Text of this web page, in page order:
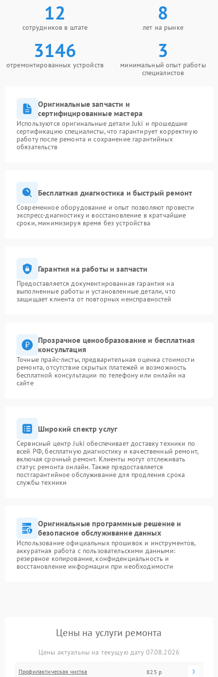
12
сотрудников в штате
8
лет на рынке
3146
отремонтированных устройств
3
минимальный опыт работы
специалистов
Оригинальные запчасти и
сертифицированные мастера
Используются оригинальные детали Juki и прошедшие
сертификацию специалисты, что гарантирует корректную
работу после ремонта и сохранение гарантийных
обязательств
Бесплатная диагностика и быстрый ремонт
Современное оборудование и опыт позволяют провести
экспресс-диагностику и восстановление в кратчайшие
сроки, минимизируя время без устройства
Гарантия на работы и запчасти
Предоставляется документированная гарантия на
выполненные работы и установленные детали, что
защищает клиента от повторных неисправностей
Прозрачное ценообразование и бесплатная
консультация
Точные прайс-листы, предварительная оценка стоимости
ремонта, отсутствие скрытых платежей и возможность
бесплатной консультации по телефону или онлайн на
сайте
Широкий спектр услуг
Сервисный центр Juki обеспечивает доставку техники по
всей РФ, бесплатную диагностику и качественный ремонт,
включая срочный ремонт. Клиенты могут отслеживать
статус ремонта онлайн. Также предоставляется
постгарантийное обслуживание для продления срока
службы техники
Оригинальные программные решение и
безопасное обслуживание данных
Использование официальных прошивок и инструментов,
аккуратная работа с пользовательскими данными:
резервное копирование, конфиденциальность и
восстановление информации при необходимости
Цены на услуги ремонта
Цены актуальны на текущую дату 07.08.2026
Профилактическая чистка 825 р